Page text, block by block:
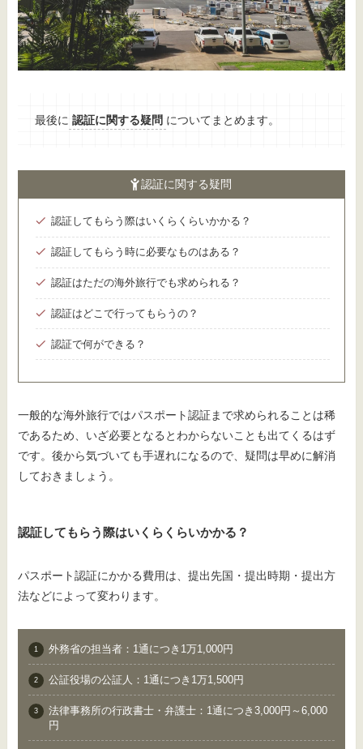
最後に 認証に関する疑問 についてまとめます。
認証に関する疑問
認証してもらう際はいくらくらいかかる？
認証してもらう時に必要なものはある？
認証はただの海外旅行でも求められる？
認証はどこで行ってもらうの？
認証で何ができる？
一般的な海外旅行ではパスポート認証まで求められることは稀
であるため、いざ必要となるとわからないことも出てくるはず
です。後から気づいても手遅れになるので、疑問は早めに解消
しておきましょう。
認証してもらう際はいくらくらいかかる？
パスポート認証にかかる費用は、提出先国・提出時期・提出方
法などによって変わります。
外務省の担当者：1通につき1万1,000円
公証役場の公証人：1通につき1万1,500円
法律事務所の行政書士・弁護士：1通につき3,000円～6,000
円